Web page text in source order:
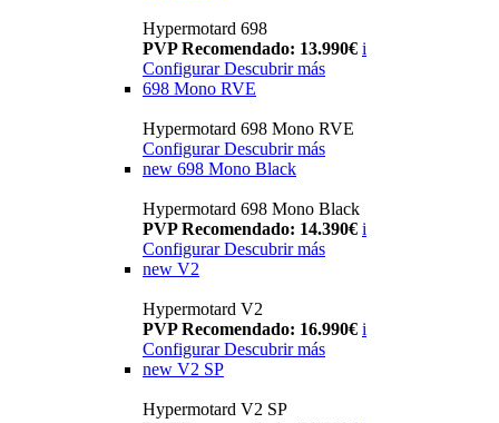
Hypermotard 698
PVP Recomendado: 13.990€ i
ConfigurarDescubrir más
698 Mono RVE
Hypermotard 698 Mono RVE
Configurar Descubrir más
new 698 Mono Black
Hypermotard 698 Mono Black
PVP Recomendado: 14.390€ i
Configurar Descubrir más
new V2
Hypermotard V2
PVP Recomendado: 16.990€ i
Configurar Descubrir más
new V2 SP
Hypermotard V2 SP